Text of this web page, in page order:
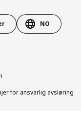
NO
for ansvarlig avsløring